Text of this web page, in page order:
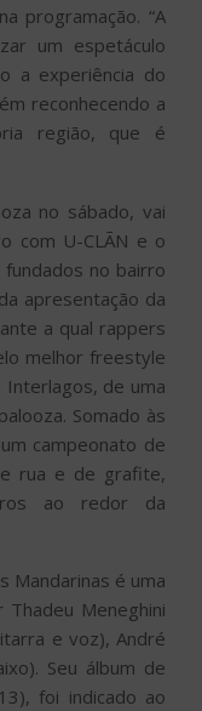
programação. “A
um espetáculo
a experiência do
reconhecendo a
região, que é
no sábado, vai
com U-CLÃN e o
fundados no bairro
apresentação da
a qual rappers
melhor freestyle
de uma
Somado às
campeonato de
rua e de grafite,
ao redor da
Mandarinas é uma
Meneghini
e voz), André
Seu álbum de
foi indicado ao